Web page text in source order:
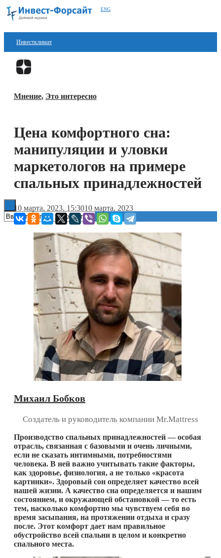
ENG
Инвестклимат
Финансы
Блокчейн
Технологии
Книги
Мнение, Это интересно
Цена комфортного сна:
манипуляции и уловки
маркетологов на примере
спальных принадлежностей
10 марта, 2023, 15:3010 марта, 2023
Михаил Бобков
Создатель и руководитель компании Mr.Mattress
Производство спальных принадлежностей — особая
отрасль, связанная с базовыми и очень личными,
если не сказать интимными, потребностями
человека. В ней важно учитывать такие факторы,
как здоровье, физиология, а не только «красота
картинки». Здоровый сон определяет качество всей
нашей жизни. А качество сна определяется и нашим
состоянием, и окружающей обстановкой — то есть
тем, насколько комфортно мы чувствуем себя во
время засыпания, на протяжении отдыха и сразу
после. Этот комфорт дает нам правильное
обустройство всей спальни в целом и конкретно
спального места.